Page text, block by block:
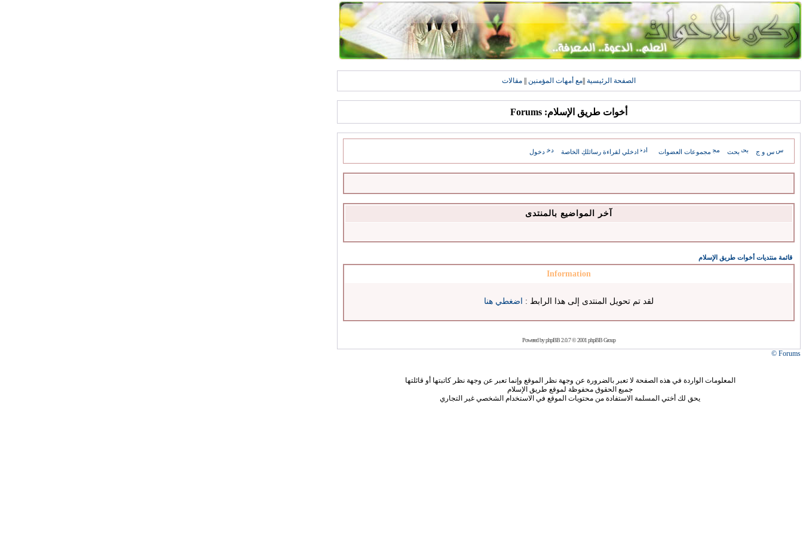
الصفحة الرئيسية مع أمهات المؤمنين مقالات
أخوات طريق الإسلام: Forums
س و ج بحث مجموعات العضوات ادخلي لقراءة رسائلكِ الخاصة دخول
آخر المواضيع بالمنتدى
قائمة منتديات أخوات طريق الإسلام
Information
لقد تم تحويل المنتدى إلى هذا الرابط : اضغطي هنا
Powered byphpBB2.0.7 © 2001 phpBB Group
Forums ©
المعلومات الواردة في هذه الصفحة لا تعبر بالضرورة عن وجهة نظر الموقع وإنما تعبر عن وجهة نظر كاتبتها أو قائلتها
جميع الحقوق محفوظة لموقع طريق الإسلام
يحق لك أختي المسلمة الاستفادة من محتويات الموقع في الاستخدام الشخصي غير التجاري